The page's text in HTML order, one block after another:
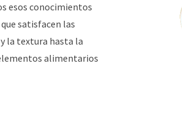
esos conocimientos
satisfacen las
la textura hasta la
alimentarios